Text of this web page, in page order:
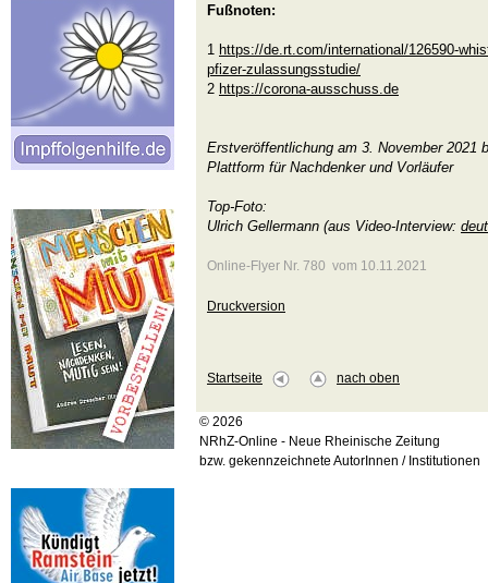
Fußnoten:
1 https://de.rt.com/international/126590-
pfizer-zulassungsstudie/
2 https://corona-ausschuss.de
Erstveröffentlichung am 3. November 2021
Plattform für Nachdenker und Vorläufer
Top-Foto:
Ulrich Gellermann (aus Video-Interview:
Online-Flyer Nr. 780 vom 10.11.2021
Druckversion
Startseite nach oben
© 2026
NRhZ-Online - Neue Rheinische Zeitung
bzw. gekennzeichnete AutorInnen / Institutionen